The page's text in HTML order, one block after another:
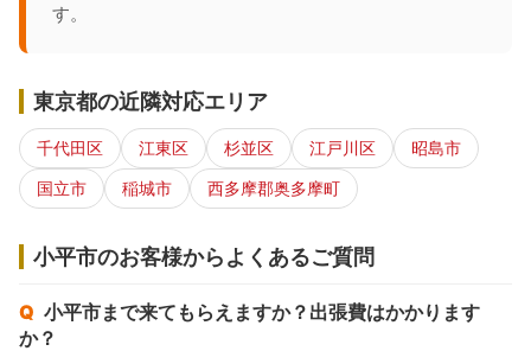
す。
東京都の近隣対応エリア
千代田区 江東区 杉並区 江戸川区
昭島市
国立市
稲城市 西多摩郡奥多摩町
小平市のお客様からよくあるご質問
小平市まで来てもらえますか？出張費はかかります
か？